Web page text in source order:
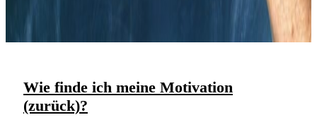
Wie finde ich meine Motivation
(zurück)?